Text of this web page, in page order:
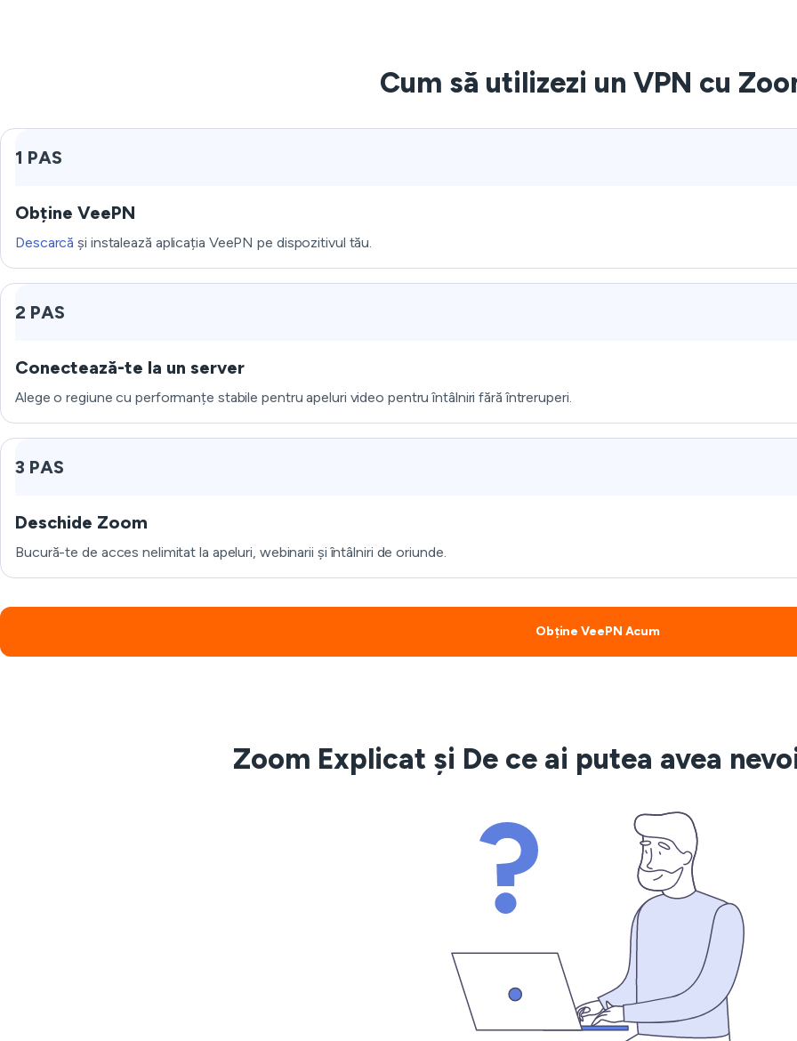
Cum să utilizezi un VPN cu
1 PAS
Obține VeePN
Descarcă și instalează aplicația VeePN pe dispozitivul tău.
2 PAS
Conectează-te la un server
Alege o regiune cu performanțe stabile pentru apeluri video pentru întâlniri fără întreruperi.
3 PAS
Deschide Zoom
Bucură-te de acces nelimitat la apeluri, webinarii și întâlniri de oriunde.
Obține VeePN Acum
Zoom Explicat și De ce ai putea avea